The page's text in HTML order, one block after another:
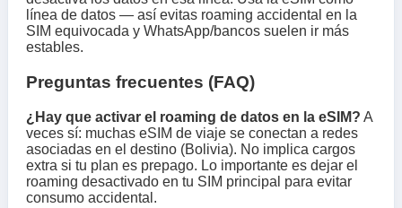
línea de datos — así evitas roaming accidental en la
SIM equivocada y WhatsApp/bancos suelen ir más
estables.
Preguntas frecuentes (FAQ)
¿Hay que activar el roaming de datos en la eSIM? A
veces sí: muchas eSIM de viaje se conectan a redes
asociadas en el destino (Bolivia). No implica cargos
extra si tu plan es prepago. Lo importante es dejar el
roaming desactivado en tu SIM principal para evitar
consumo accidental.